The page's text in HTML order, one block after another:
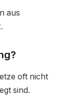
aus
oft nicht
sind.